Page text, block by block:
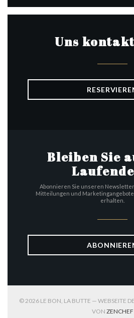
Uns
Bleiben Sie
Abonnieren Sie unseren
Mitteilungen und Marketingangebote
erhalten.
© 2026 LE BON, LA BUTTE — WEBSEITE
VON ZENCHEF